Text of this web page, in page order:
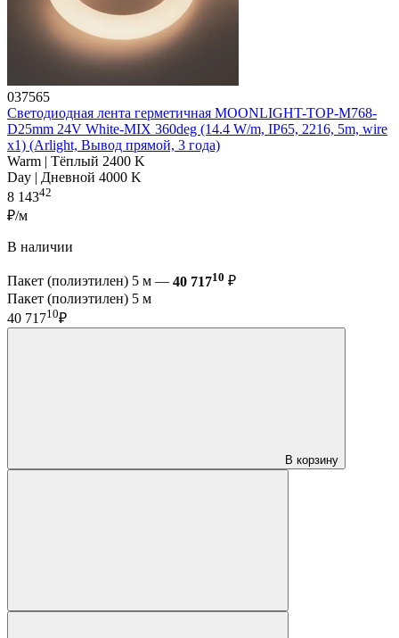
037565
Светодиодная лента герметичная MOONLIGHT-TOP-M768-
D25mm 24V White-MIX 360deg (14.4 W/m, IP65, 2216, 5m, wire
x1) (Arlight, Вывод прямой, 3 года)
Warm | Тёплый 2400 K
Day | Дневной 4000 K
8 14342
₽/м
В наличии
Пакет (полиэтилен) 5 м — 40 71710 ₽
Пакет (полиэтилен) 5 м
40 71710₽
В корзину